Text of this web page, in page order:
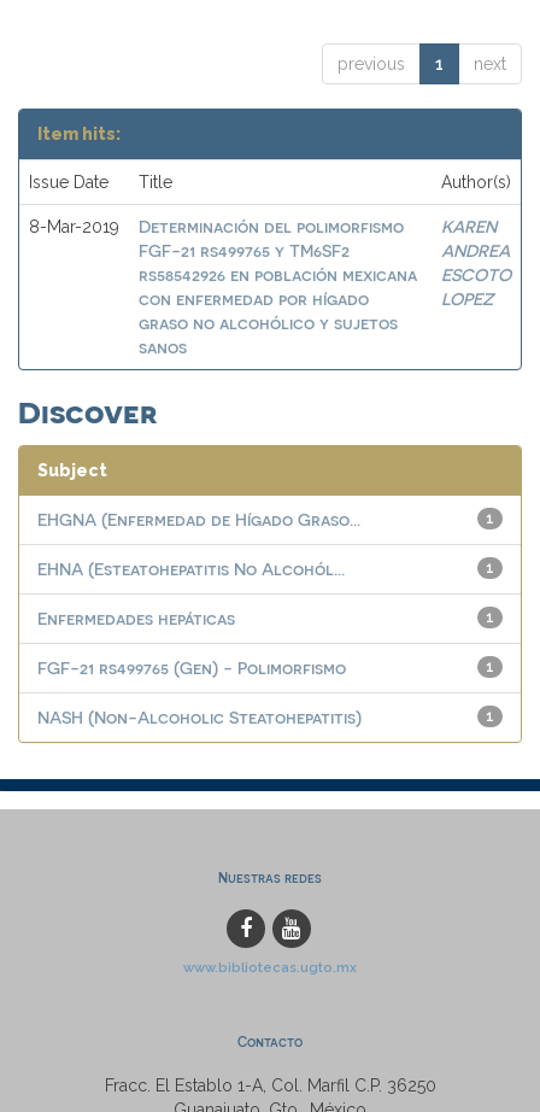
previous 1 next
Item hits:
Issue Date Title Author(s)
8-Mar-2019
Determinación del polimorfismo
FGF-21 rs499765 y TM6SF2
rs58542926 en población mexicana
con enfermedad por hígado
graso no alcohólico y sujetos
sanos
KAREN
ANDREA
ESCOTO
LOPEZ
Discover
Subject
1
EHGNA (Enfermedad de Hígado Graso...
1
EHNA (Esteatohepatitis No Alcohól...
1
Enfermedades hepáticas
1
FGF-21 rs499765 (Gen) - Polimorfismo
1
NASH (Non-Alcoholic Steatohepatitis)
Nuestras redes
www.bibliotecas.ugto.mx
Contacto
Fracc. El Establo 1-A, Col. Marfil C.P. 36250